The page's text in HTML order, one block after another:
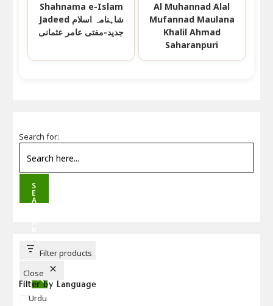
Shahnama e-Islam
Jadeed شاہنامہ اسلام
جدید-مفتی عامر عثمانی
Al Muhannad Alal
Mufannad Maulana
Khalil Ahmad
Saharanpuri
Search for:
S
E
A
T
T
Filter products
Close
Filter by Language
Language
Urdu